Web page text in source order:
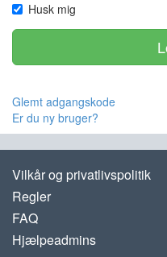
Husk mig
Glemt adgangskode
Er du ny bruger?
Vilkår og privatlivspolitik
Regler
FAQ
Hjælpeadmins